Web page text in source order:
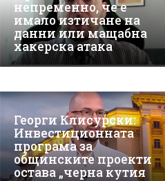
непременно, че е
имало изтичане на
данни или мащабна
хакерска атака
Георги Клисурски:
Инвестиционната
програма за
общинските проекти
остава „черна кутия